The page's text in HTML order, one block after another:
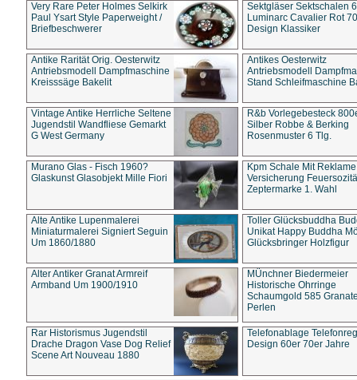
Very Rare Peter Holmes Selkirk
Paul Ysart Style Paperweight /
Briefbeschwerer
Sektgläser Sektschalen
Luminarc Cavalier Rot
Design Klassiker
Antike Rarität Orig. Oesterwitz
Antriebsmodell Dampfmaschine
Kreisssäge Bakelit
Antikes Oesterwitz
Antriebsmodell
Stand Schleifmaschine
Vintage Antike Herrliche Seltene
Jugendstil Wandfliese Gemarkt
G West Germany
R&b Vorlegebesteck
Silber Robbe & Berking
Rosenmuster 6 Tlg.
Murano Glas - Fisch 1960?
Glaskunst Glasobjekt Mille Fiori
Kpm Schale Mit Reklame
Versicherung
Zeptermarke 1. Wahl
Alte Antike Lupenmalerei
Miniaturmalerei Signiert Seguin
Um 1860/1880
Toller Glücksbuddha
Unikat Happy Buddha
Glücksbringer Holzfigur
Alter Antiker Granat Armreif
Armband Um 1900/1910
MÜnchner Biedermeier
Historische Ohrringe
Schaumgold 585
Perlen
Rar Historismus Jugendstil
Drache Dragon Vase Dog Relief
Scene Art Nouveau 1880
Telefonablage
Design 60er 70er Jahre